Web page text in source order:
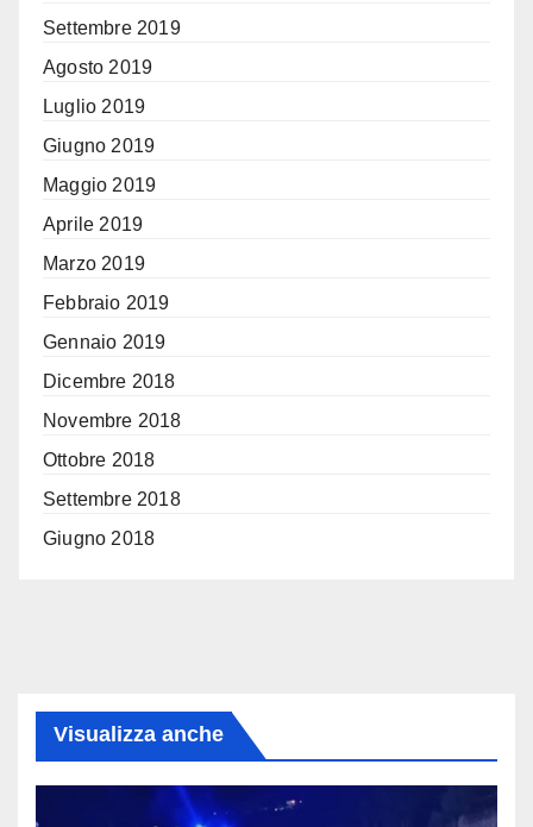
Settembre 2019
Agosto 2019
Luglio 2019
Giugno 2019
Maggio 2019
Aprile 2019
Marzo 2019
Febbraio 2019
Gennaio 2019
Dicembre 2018
Novembre 2018
Ottobre 2018
Settembre 2018
Giugno 2018
Visualizza anche